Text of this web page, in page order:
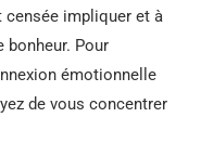
impliquer et à
Pour
émotionnelle
de vous concentrer